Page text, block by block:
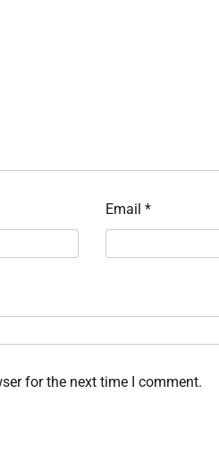
Email *
for the next time I comment.